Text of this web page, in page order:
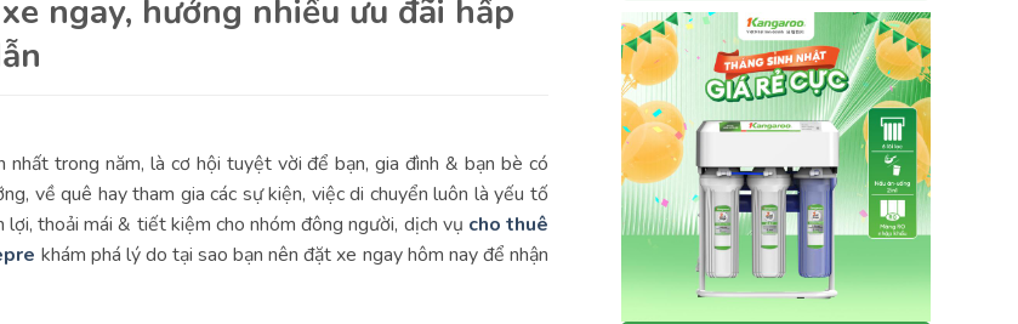
ngay, hưởng nhiều ưu đãi hấp
trong năm, là cơ hội tuyệt vời để bạn, gia đình & bạn bè có
về quê hay tham gia các sự kiện, việc di chuyển luôn là yếu tố
thoải mái & tiết kiệm cho nhóm đông người, dịch vụ cho thuê
khám phá lý do tại sao bạn nên đặt xe ngay hôm nay để nhận